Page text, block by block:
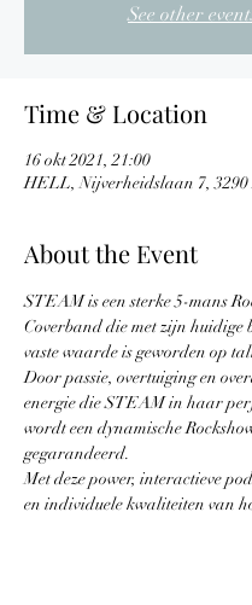
See other
Time & Location
16 okt 2021, 21:00
HELL, Nijverheidslaan 7, 3290
About the Event
STEAM is een sterke 5-mans
Coverband die met zijn huidige
vaste waarde is geworden op
Door passie, overtuiging en
energie die STEAM in haar
wordt een dynamische
gegarandeerd.
Met deze power, interactieve
en individuele kwaliteiten van